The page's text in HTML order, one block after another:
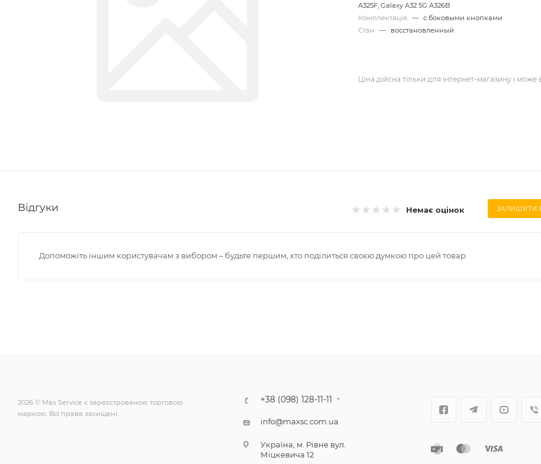
A325F, Galaxy A32 5G A326B
Комплектація
— с боковыми кнопками
Стан
— восстановленный
Ціна дійсна тільки для інтернет-магазину і може
Відгуки Немає оцінок ЗАЛИШИТИ
Допоможіть іншим користувачам з вибором – будьте першим, хто поділиться своєю думкою про цей товар
2026 © Max Service є зареєстрованою торговою
маркою. Всі права захищені.
+38 (098) 128-11-11
info@maxsc.com.ua
Українa, м. Рівне вул.
Міцкевича 12